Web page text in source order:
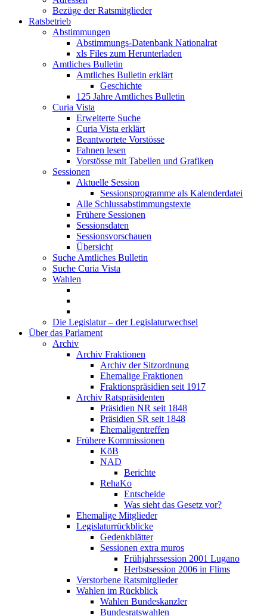
Bezüge der Ratsmitglieder
Ratsbetrieb
Abstimmungen
Abstimmungs-Datenbank Nationalrat
xls Files zum Herunterladen
Amtliches Bulletin
Amtliches Bulletin erklärt
Geschichte
125 Jahre Amtliches Bulletin
Curia Vista
Erweiterte Suche
Curia Vista erklärt
Beantwortete Vorstösse
Fahnen lesen
Vorstösse mit Tabellen und Grafiken
Sessionen
Aktuelle Session
Sessionsprogramme als Kalenderdatei
Alle Schlussabstimmungstexte
Frühere Sessionen
Sessionsdaten
Sessionsvorschauen
Übersicht
Suche Amtliches Bulletin
Suche Curia Vista
Wahlen
Die Legislatur – der Legislaturwechsel
Über das Parlament
Archiv
Archiv Fraktionen
Archiv der Sitzordnung
Ehemalige Fraktionen
Fraktionspräsidien seit 1917
Archiv Ratspräsidenten
Präsidien NR seit 1848
Präsidien SR seit 1848
Ehemaligentreffen
Frühere Kommissionen
KöB
NAD
Berichte
RehaKo
Entscheide
Was sieht das Gesetz vor?
Ehemalige Mitglieder
Legislaturrückblicke
Gedenkblätter
Sessionen extra muros
Frühjahrssession 2001 Lugano
Herbstsession 2006 in Flims
Verstorbene Ratsmitglieder
Wahlen im Rückblick
Wahlen Bundeskanzler
Bundesratswahlen